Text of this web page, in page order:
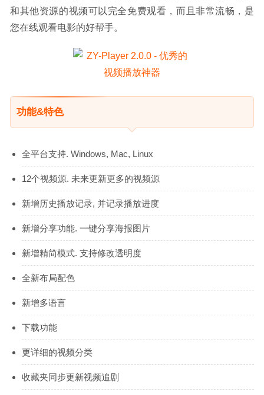
和其他资源的视频可以完全免费观看，而且非常流畅，是
您在线观看电影的好帮手。
功能&特色
全平台支持. Windows, Mac, Linux
12个视频源. 未来更新更多的视频源
新增历史播放记录, 并记录播放进度
新增分享功能. 一键分享海报图片
新增精简模式. 支持修改透明度
全新布局配色
新增多语言
下载功能
更详细的视频分类
收藏夹同步更新视频追剧